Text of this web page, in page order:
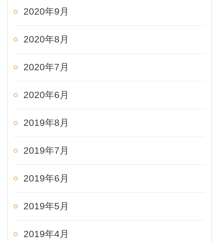
2020年9月
2020年8月
2020年7月
2020年6月
2019年8月
2019年7月
2019年6月
2019年5月
2019年4月